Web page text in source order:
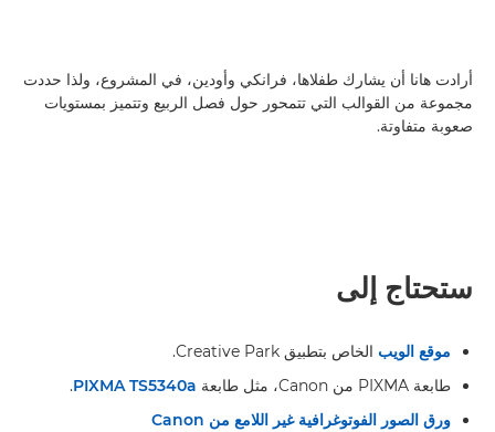
أرادت هانا أن يشارك طفلاها، فرانكي وأودين، في المشروع، ولذا حددت
مجموعة من القوالب التي تتمحور حول فصل الربيع وتتميز بمستويات
صعوبة متفاوتة.
ستحتاج إلى
موقع الويب الخاص بتطبيق Creative Park.
طابعة PIXMA من Canon، مثل طابعة
PIXMA TS5340a
.
ورق الصور الفوتوغرافية غير اللامع من Canon